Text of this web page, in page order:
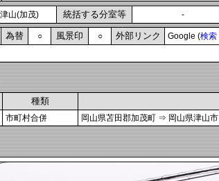
津山(加茂) 統括する分室等 -
為替 ○ 風景印 ○ 外部リンク Google (検索
種類
市町村合併 岡山県苫田郡加茂町 ⇒ 岡山県津山市